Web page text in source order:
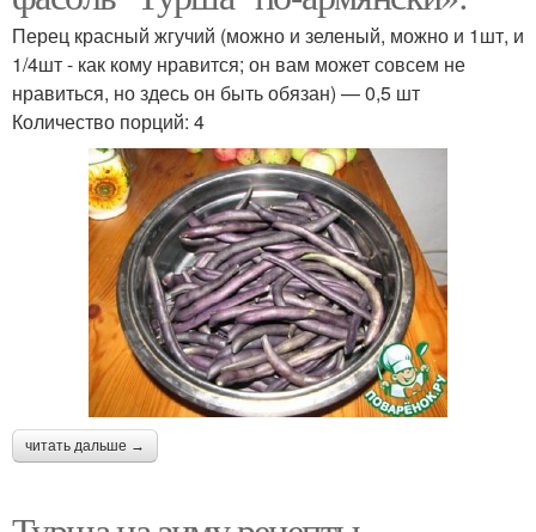
Перец красный жгучий (можно и зеленый, можно и 1шт, и
1/4шт - как кому нравится; он вам может совсем не
нравиться, но здесь он быть обязан) — 0,5 шт
Количество порций: 4
читать дальше →